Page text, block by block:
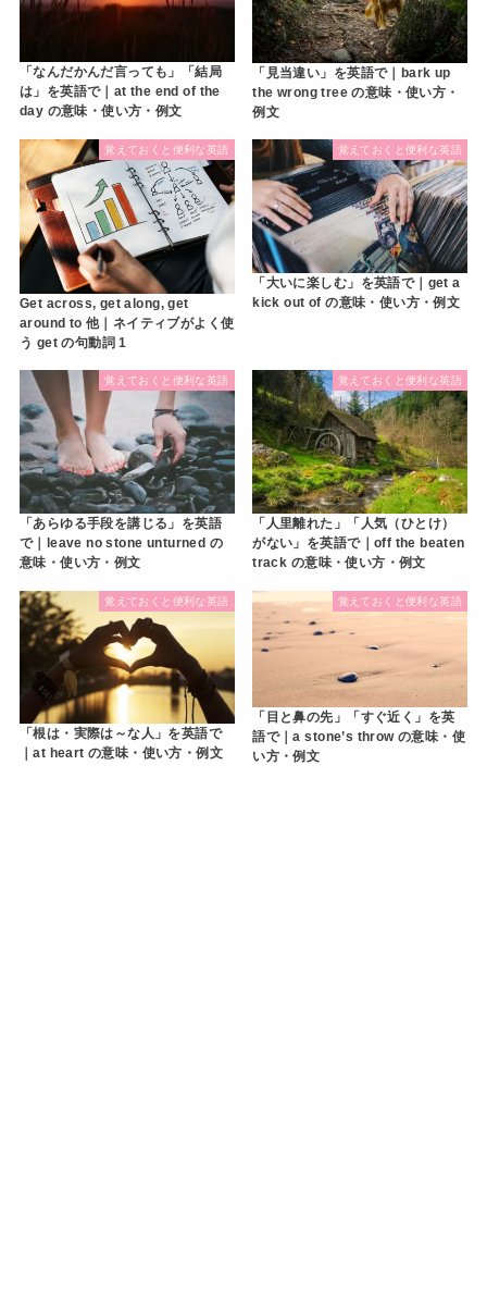
「なんだかんだ言っても」「結局
は」を英語で｜at the end of the
day の意味・使い方・例文
「見当違い」を英語で｜bark up
the wrong tree の意味・使い方・
例文
覚えておくと便利な英語
Get across, get along, get
around to 他｜ネイティブがよく使
う get の句動詞 1
覚えておくと便利な英語
「大いに楽しむ」を英語で｜get a
kick out of の意味・使い方・例文
覚えておくと便利な英語
「あらゆる手段を講じる」を英語
で｜leave no stone unturned の
意味・使い方・例文
覚えておくと便利な英語
「人里離れた」「人気（ひとけ）
がない」を英語で｜off the beaten
track の意味・使い方・例文
覚えておくと便利な英語
「根は・実際は～な人」を英語で
｜at heart の意味・使い方・例文
覚えておくと便利な英語
「目と鼻の先」「すぐ近く」を英
語で｜a stone’s throw の意味・使
い方・例文